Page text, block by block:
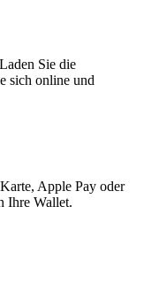
Sie die
sich online und
Apple Pay oder
Ihre Wallet.